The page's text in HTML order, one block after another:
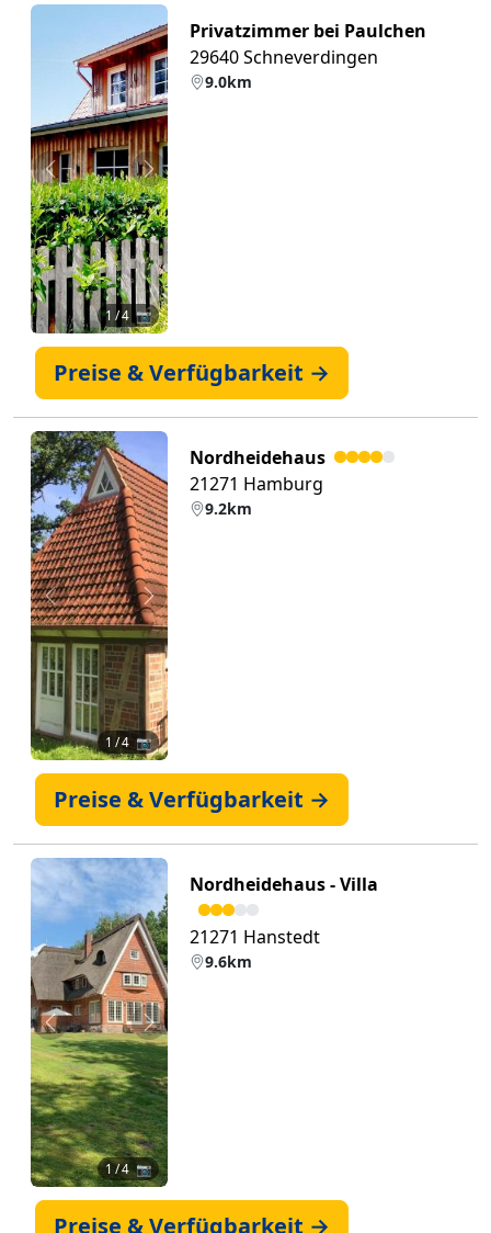
Zurück Weiter
1 / 4 📷
Privatzimmer bei Paulchen
29640 Schneverdingen
9.0km
Preise & Verfügbarkeit →
Zurück Weiter
1 / 4 📷
Nordheidehaus
21271 Hamburg
9.2km
Preise & Verfügbarkeit →
Zurück Weiter
1/ 4 📷
Nordheidehaus - Villa
21271 Hanstedt
9.6km
Preise & Verfügbarkeit →